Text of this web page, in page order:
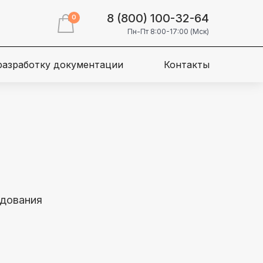
документации Контакты
Пн-Пт 8:00-17:00 (Мск)
8 (800) 100-32-64
0